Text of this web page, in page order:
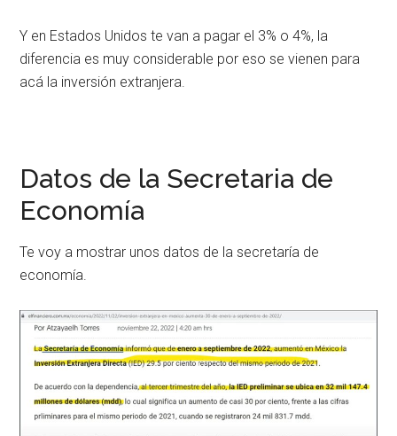
Y en Estados Unidos te van a pagar el 3% o 4%, la
diferencia es muy considerable por eso se vienen para
acá la inversión extranjera.
Datos de la Secretaria de
Economía
Te voy a mostrar unos datos de la secretaría de
economía.